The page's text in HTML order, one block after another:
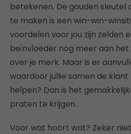
betekenen. De gouden sleutel
te maken is een win-win-
voordelen voor jou zijn zelden
beïnvloeder nog meer aan
over je merk. Maar is er
waardoor jullie samen de
helpen? Dan is het
praten te krijgen.
Voor wat hoort wat? Zeker